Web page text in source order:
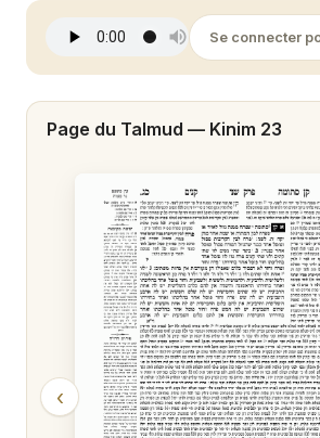
Se connecter
Page du Talmud — Kinim 23
‹